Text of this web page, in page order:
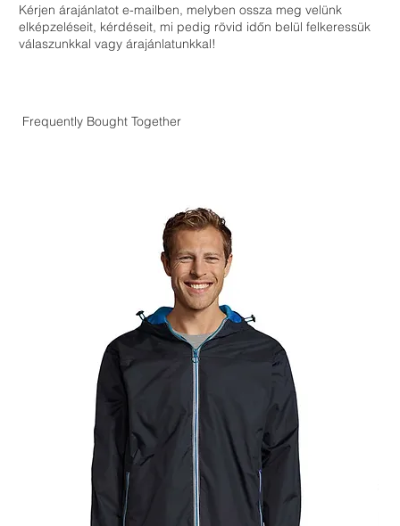
Kérjen árajánlatot e-mailben, melyben ossza meg velünk
elképzeléseit, kérdéseit, mi pedig rövid időn belül felkeressük
válaszunkkal vagy árajánlatunkkal!
Frequently Bought Together